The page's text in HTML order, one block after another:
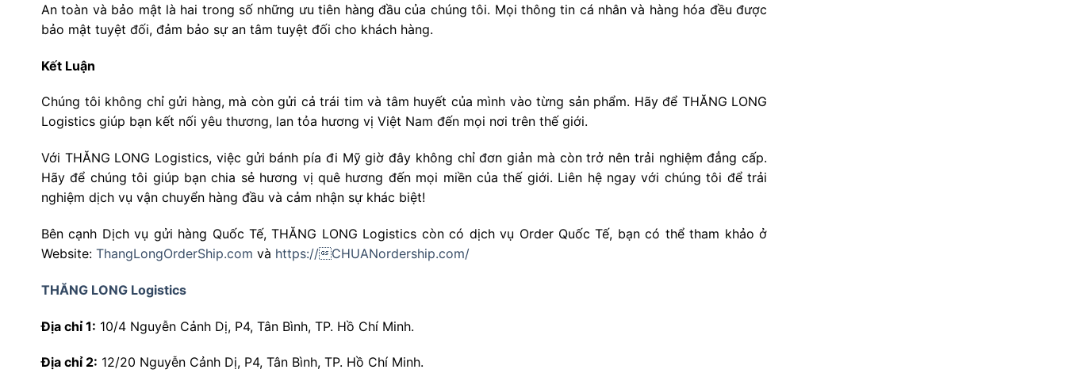
An toàn và bảo mật là hai trong số những ưu tiên hàng đầu của chúng tôi. Mọi thông tin cá nhân và hàng hóa đều được
bảo mật tuyệt đối, đảm bảo sự an tâm tuyệt đối cho khách hàng.
Kết Luận
Chúng tôi không chỉ gửi hàng, mà còn gửi cả trái tim và tâm huyết của mình vào từng sản phẩm. Hãy để THĂNG LONG
Logistics giúp bạn kết nối yêu thương, lan tỏa hương vị Việt Nam đến mọi nơi trên thế giới.
Với THĂNG LONG Logistics, việc gửi bánh pía đi Mỹ giờ đây không chỉ đơn giản mà còn trở nên trải nghiệm đẳng cấp.
Hãy để chúng tôi giúp bạn chia sẻ hương vị quê hương đến mọi miền của thế giới. Liên hệ ngay với chúng tôi để trải
nghiệm dịch vụ vận chuyển hàng đầu và cảm nhận sự khác biệt!
Bên cạnh Dịch vụ gửi hàng Quốc Tế, THĂNG LONG Logistics còn có dịch vụ Order Quốc Tế, bạn có thể tham khảo ở
Website: ThangLongOrderShip.com và https://CHUANordership.com/
THĂNG LONG Logistics
Địa chỉ 1: 10/4 Nguyễn Cảnh Dị, P4, Tân Bình, TP. Hồ Chí Minh.
Địa chỉ 2: 12/20 Nguyễn Cảnh Dị, P4, Tân Bình, TP. Hồ Chí Minh.